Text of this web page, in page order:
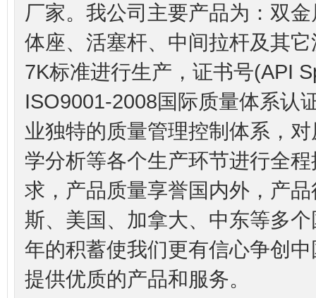
厂家。我公司主要产品为：双
体座、活塞杆、中间拉杆及其
7K标准进行生产，证书号(API
ISO9001-2008国际质量体系认
业独特的质量管理控制体系，
学分析等各个生产环节进行全
求，产品质量享誉国内外，产
斯、美国、加拿大、中东等多
年的积蓄使我们更有信心争创
提供优质的产品和服务。